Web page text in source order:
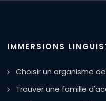
IMMERSIONS
Choisir un organisme
Trouver une famille